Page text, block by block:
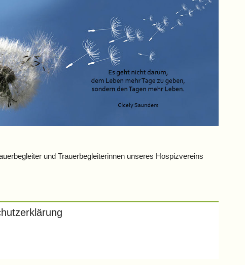
und Trauerbegleiterinnen unseres Hospizvereins